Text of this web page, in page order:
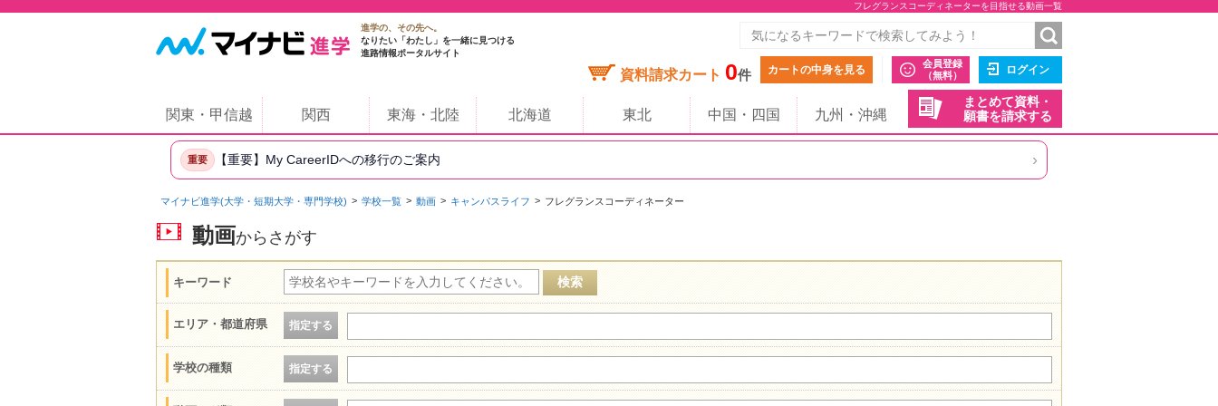
フレグランスコーディネーターを目指せる動画一覧
進学の、その先へ。
なりたい「わたし」を一緒に見つける
進路情報ポータルサイト
資料請求カート 0件 カートの中身を見る
会員登録
（無料）
ログイン
まとめて資料・
願書を請求する
関東・甲信越 関西 東海・北陸 北海道 東北 中国・四国 九州・沖縄
重要 【重要】My CareerIDへの移行のご案内 ›
マイナビ進学(大学・短期大学・専門学校) 学校一覧 動画 キャンパスライフ フレグランスコーディネーター
動画からさがす
キーワード
エリア・都道府県 指定する
学校の種類 指定する